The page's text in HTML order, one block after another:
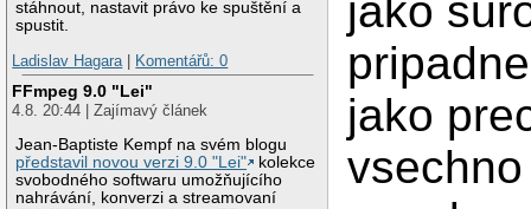
stáhnout, nastavit právo ke spuštění a
spustit.
Ladislav Hagara
Komentářů: 0
FFmpeg 9.0 "Lei"
4.8. 20:44 | Zajímavý článek
Jean-Baptiste Kempf na svém blogu
představil novou verzi 9.0 "Lei"
kolekce
svobodného softwaru umožňujícího
nahrávání, konverzi a streamovaní
jako
jako